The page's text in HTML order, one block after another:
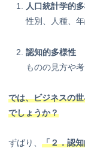
人口統計学的
性別、人種、
認知的多様性
ものの見方や
では、ビジネスの
でしょうか？
ずばり、 「２．認